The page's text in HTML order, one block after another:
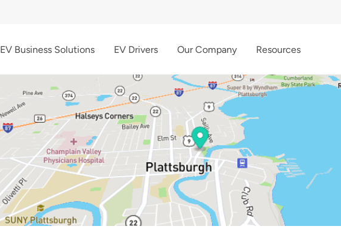
EV Business Solutions EV Drivers Our Company Resources